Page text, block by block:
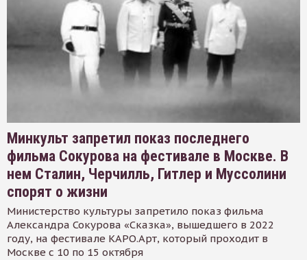
Минкульт запретил показ последнего
фильма Сокурова на фестивале в Москве. В
нем Сталин, Черчилль, Гитлер и Муссолини
спорят о жизни
Министерство культуры запретило показ фильма
Александра Сокурова «Сказка», вышедшего в 2022
году, на фестивале КАРО.Арт, который проходит в
Москве с 10 по 15 октября